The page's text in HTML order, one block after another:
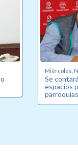
Miércoles,
Se
espacios
parroquias